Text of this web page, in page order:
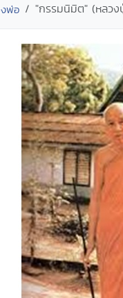
พ่อ "กรรมนิมิต" (หลวง